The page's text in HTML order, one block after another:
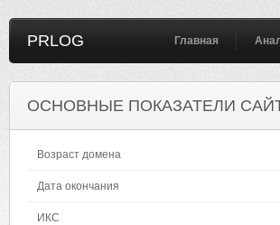
PRLOG Главная
ОСНОВНЫЕ ПОКАЗАТЕЛИ
Возраст домена
Дата окончания
ИКС